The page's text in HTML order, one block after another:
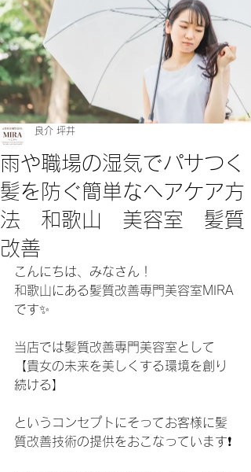
雨や職場の湿気でパサつく
髪を防ぐ簡単なヘアケア方
法 和歌山 美容室 髪質
改善
良介 坪井
こんにちは、みなさん！
和歌山にある髪質改善専門美容室MIRA
です✨
当店では髪質改善専門美容室として
【貴女の未来を美しくする環境を創り
続ける】
というコンセプトにそってお客様に髪
質改善技術の提供をおこなっています❗️